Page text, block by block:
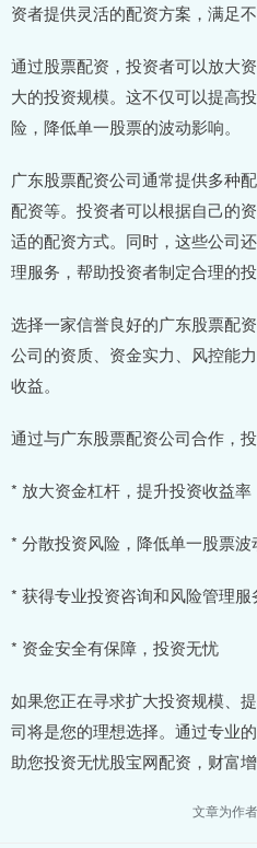
资者提供灵活的配资方案，满足不
通过股票配资，投资者可以放大
大的投资规模。这不仅可以提高
险，降低单一股票的波动影响。
广东股票配资公司通常提供多种
配资等。投资者可以根据自己的
适的配资方式。同时，这些公司
理服务，帮助投资者制定合理的
选择一家信誉良好的广东股票配
公司的资质、资金实力、风控能
收益。
通过与广东股票配资公司合作，
* 放大资金杠杆，提升投资收益率
* 分散投资风险，降低单一股票波
* 获得专业投资咨询和风险管理服
* 资金安全有保障，投资无忧
如果您正在寻求扩大投资规模、
司将是您的理想选择。通过专业
助您投资无忧股宝网配资，财富增
文章为作